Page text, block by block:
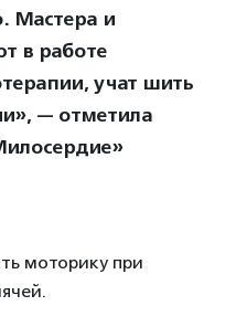
Мастера и
в работе
учат шить
— отметила
моторику при